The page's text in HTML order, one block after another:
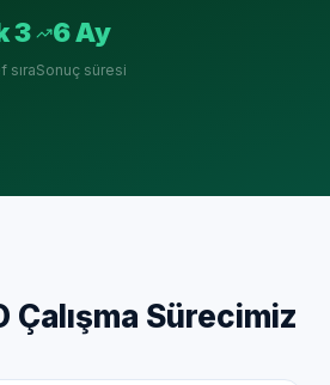
3
sıra
6 Ay
Sonuç süresi
Çalışma Sürecimiz